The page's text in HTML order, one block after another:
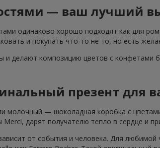
— ваш лучший
одинаково хорошо подходят как для
и покупать что-то не то, но есть
делают композицию цветов с конфетами
презент для
— шоколадная коробка с
дарят получателю тепло в сердце и
от события и человека. Для